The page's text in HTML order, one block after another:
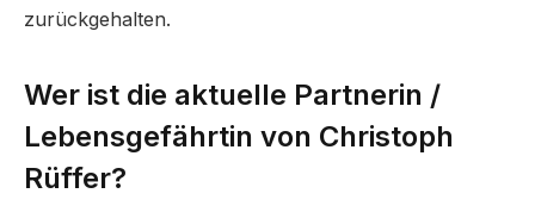
zurückgehalten.
Wer ist die aktuelle Partnerin /
Lebensgefährtin von Christoph
Rüffer?